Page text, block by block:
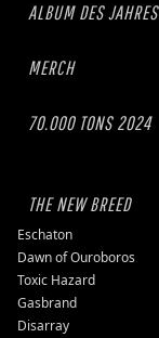
ALBUM DES JAHRES
MERCH
70.000 TONS 2024
THE NEW BREED
Eschaton
Dawn of Ouroboros
Toxic Hazard
Gasbrand
Disarray